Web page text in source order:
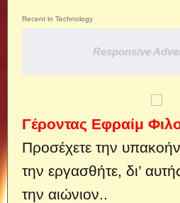
Recent in Technology
Responsive
Γέροντας Εφραίμ
Προσέχετε την
την εργασθήτε, δι’
την αιώνιον..